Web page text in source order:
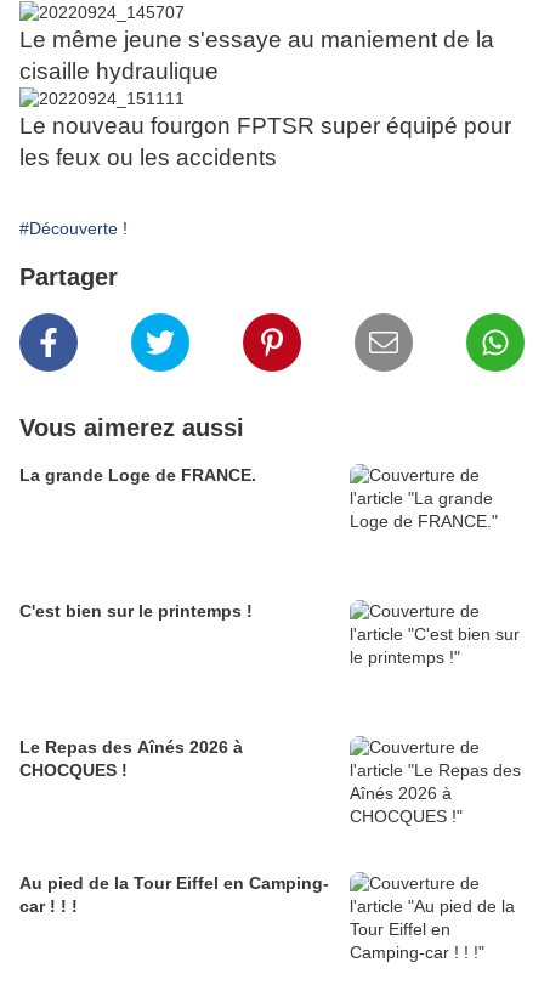
Le même jeune s'essaye au maniement de la
cisaille hydraulique
Le nouveau fourgon FPTSR super équipé pour
les feux ou les accidents
#Découverte !
Partager
Vous aimerez aussi
La grande Loge de FRANCE.
C'est bien sur le printemps !
Le Repas des Aînés 2026 à
CHOCQUES !
Au pied de la Tour Eiffel en Camping-
car ! ! !